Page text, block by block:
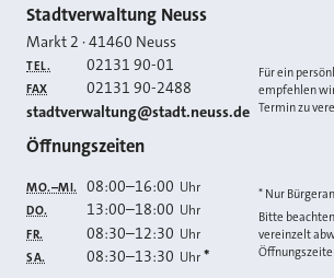
Kontakt
Stadtverwaltung Neuss
Markt 2 ·41460 Neuss
TEL. 02131 90-01
FAX 02131 90-2488
E-MAIL
stadtverwaltung@stadt.neuss.de
Für ein
empfehlen
Termin zu
Öffnungszeiten
MO.–MI. 08:00–16:00 Uhr
DO. 13:00–18:00 Uhr
FR. 08:30–12:30 Uhr
SA. 08:30–13:30 Uhr *
* Nur
Bitte
vereinzelt